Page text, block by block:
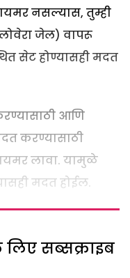
नसल्यास, तुम्ही
जेल) वापरू
सेट होण्यासही मदत
आणि
करण्यासाठी
लावा. यामुळे
मदत होईल.
सब्सक्राइब